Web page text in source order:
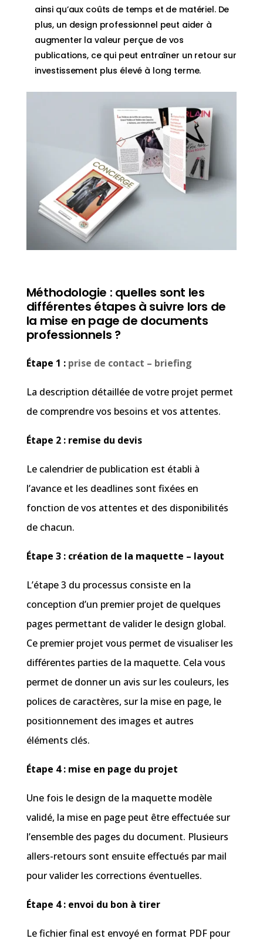
ainsi qu’aux coûts de temps et de matériel. De
plus, un design professionnel peut aider à
augmenter la valeur perçue de vos
publications, ce qui peut entraîner un retour sur
investissement plus élevé à long terme.
Méthodologie : quelles sont les
différentes étapes à suivre lors de
la mise en page de documents
professionnels ?
Étape 1 : prise de contact – briefing
La description détaillée de votre projet permet
de comprendre vos besoins et vos attentes.
Étape 2 : remise du devis
Le calendrier de publication est établi à
l’avance et les deadlines sont fixées en
fonction de vos attentes et des disponibilités
de chacun.
Étape 3 : création de la maquette – layout
L’étape 3 du processus consiste en la
conception d’un premier projet de quelques
pages permettant de valider le design global.
Ce premier projet vous permet de visualiser les
différentes parties de la maquette. Cela vous
permet de donner un avis sur les couleurs, les
polices de caractères, sur la mise en page, le
positionnement des images et autres
éléments clés.
Étape 4 : mise en page du projet
Une fois le design de la maquette modèle
validé, la mise en page peut être effectuée sur
l’ensemble des pages du document. Plusieurs
allers-retours sont ensuite effectués par mail
pour valider les corrections éventuelles.
Étape 4 : envoi du bon à tirer
Le fichier final est envoyé en format PDF pour